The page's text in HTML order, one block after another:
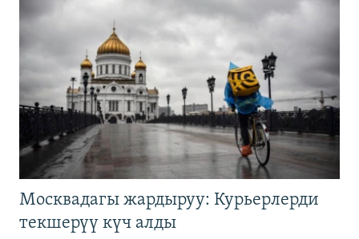
Москвадагы жардыруу: Курьерлерди
текшерүү күч алды